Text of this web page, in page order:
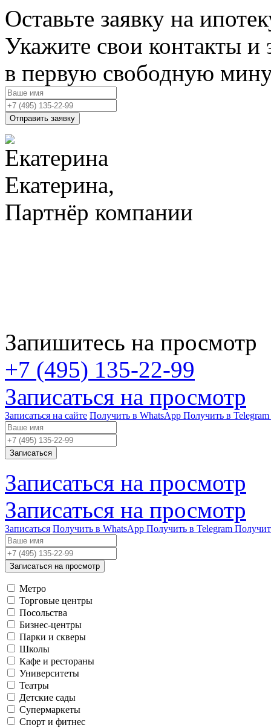
Оставьте заявку на
Укажите свои контакты и
в первую свободную
Отправить заявку
Екатерина,
Партнёр компании
Запишитесь на просмотр
+7 (495) 135-22-99
Записаться на просмотр
Записаться на сайте Получить в WhatsApp Получить в Telegram
Записаться
Записаться на просмотр
Записаться на просмотр
Записаться Получить в WhatsApp Получить в Telegram
Записаться на просмотр
Метро
Торговые центры
Посольства
Бизнес-центры
Парки и скверы
Школы
Кафе и рестораны
Университеты
Театры
Детские сады
Супермаркеты
Спорт и фитнес